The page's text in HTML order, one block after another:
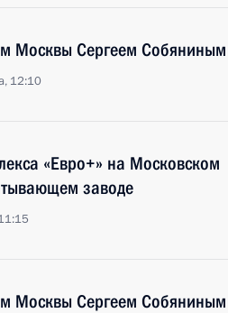
Москвы Сергеем Собяниным
12:10
«Евро+» на Московском
заводе
Москвы Сергеем Собяниным